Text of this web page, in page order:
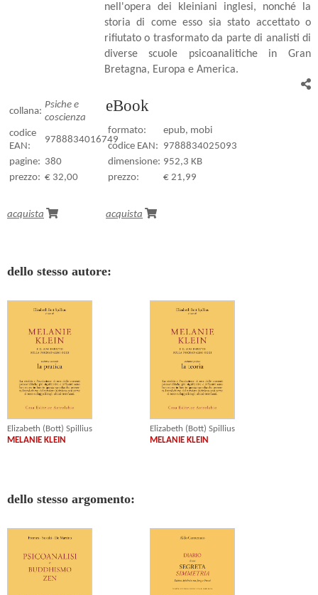
nell'opera dei kleiniani inglesi, nonché la
storia di come esso sia stato accettato o
rifiutato o trasformato da parte di analisti di
diverse scuole psicoanalitiche in Gran
Bretagna, Europa e America.
collana:
Psiche e
coscienza
codice
EAN:
9788834016749
pagine: 380
prezzo: € 32,00
acquista
eBook
formato:
epub, mobi
codice EAN: 9788834025093
dimensione: 952,3 KB
prezzo:
€ 21,99
acquista
dello stesso autore:
Elizabeth (Bott) Spillius
MELANIE KLEIN
Elizabeth (Bott) Spillius
MELANIE KLEIN
dello stesso argomento: